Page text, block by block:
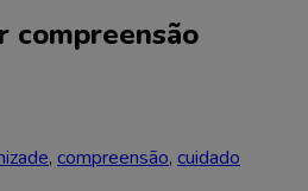
compreensão
, compreensão, cuidado